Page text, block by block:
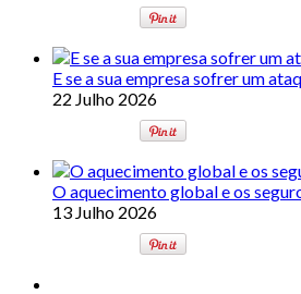
E se a sua empresa sofrer um
22 Julho 2026
O aquecimento global e os
13 Julho 2026